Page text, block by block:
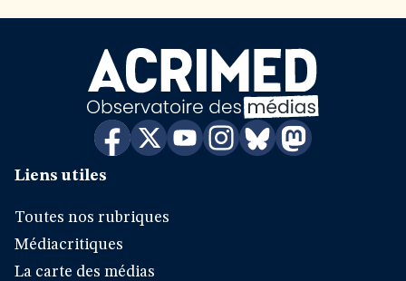
Liens utiles
Toutes nos rubriques
Médiacritiques
La carte des médias